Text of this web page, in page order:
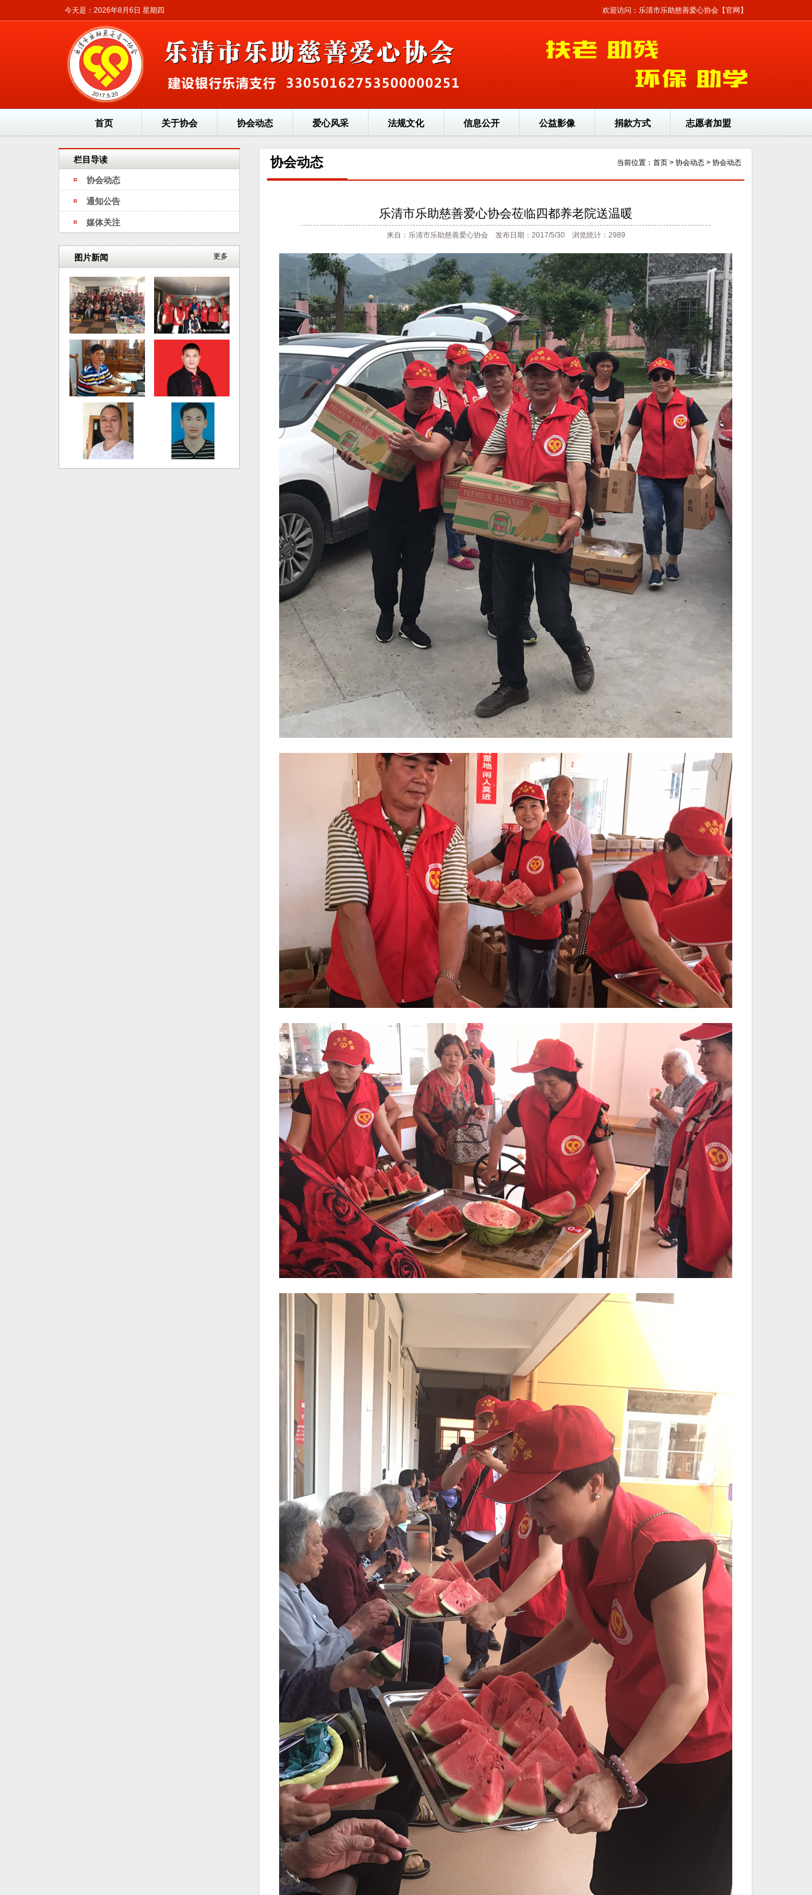
今天是：2026年8月6日 星期四 欢迎访问：乐清市乐助慈善爱心协会【官网】
首页 关于协会 协会动态 爱心风采 法规文化 信息公开 公益影像 捐款方式 志愿者加盟
栏目导读
协会动态
通知公告
媒体关注
图片新闻 更多
协会动态 当前位置： 首页 > 协会动态 > 协会动态
乐清市乐助慈善爱心协会莅临四都养老院送温暖
来自：乐清市乐助慈善爱心协会 发布日期：2017/5/30 浏览统计：2989